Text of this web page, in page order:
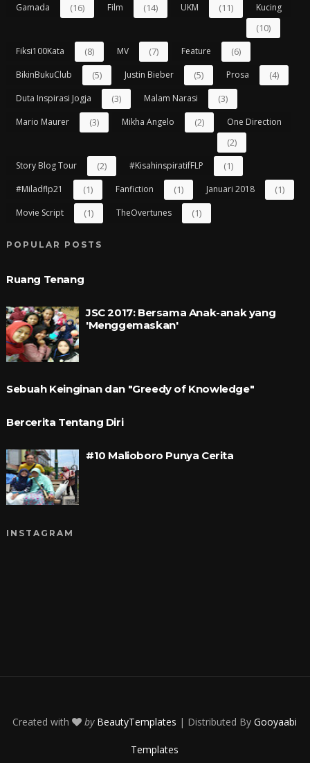
Gamada (16) Film (14) UKM (11) Kucing
(10)
Fiksi100Kata (8) MV (7) Feature (6)
BikinBukuClub (5) Justin Bieber (5) Prosa (4)
Duta Inspirasi Jogja (3) Malam Narasi (3)
Mario Maurer (3) Mikha Angelo (2) One Direction
(2)
Story Blog Tour (2) #kisahinspiratifFLP (1)
#miladflp21 (1) Fanfiction (1) Januari 2018 (1)
Movie Script (1) TheOvertunes (1)
POPULAR POSTS
Ruang Tenang
JSC 2017: Bersama Anak-anak yang
'Menggemaskan'
Sebuah Keinginan dan "Greedy of Knowledge"
Bercerita Tentang Diri
#10 Malioboro Punya Cerita
INSTAGRAM
Created with by BeautyTemplates | Distributed ByGooyaabi
Templates